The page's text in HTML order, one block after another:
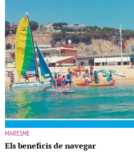
MARESME
Els beneficis de navegar